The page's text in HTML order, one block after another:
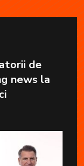
de
news la